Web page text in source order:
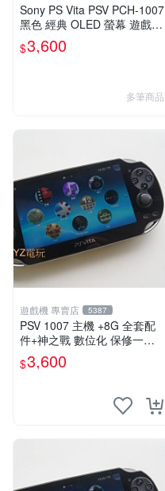
Sony PS Vita PSV PCH-1007
黑色 經典 OLED 螢幕 遊戲掌
機 附充電線 經典收藏 掌上型
遊戲機
$3,600
多筆商品
遊戲機 專賣店 5387
PSV 1007 主機 +8G 全套配
件+神之戰 數位化 保修一年
品質有保障 psvita
$3,600